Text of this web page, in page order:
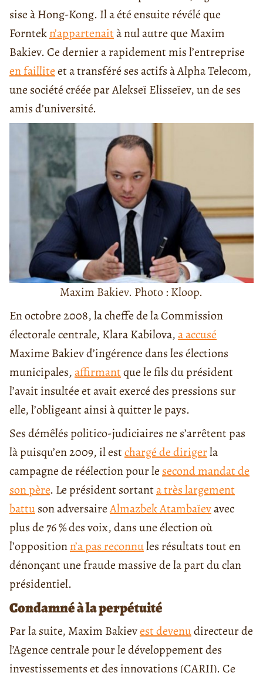
sise à Hong-Kong. Il a été ensuite révélé que
Forntekn’appartenaità nul autre que Maxim
Bakiev. Ce dernier a rapidement mis l’entreprise
en failliteet a transféré ses actifs à Alpha Telecom,
une société créée par Alekseï Elisseïev, un de ses
amis d’université.
Maxim Bakiev. Photo : Kloop.
En octobre 2008, la cheffe de la Commission
électorale centrale, Klara Kabilova,a accusé
Maxime Bakiev d’ingérence dans les élections
municipales,affirmantque le fils du président
l’avait insultée et avait exercé des pressions sur
elle, l’obligeant ainsi à quitter le pays.
Ses démêlés politico-judiciaires ne s’arrêtent pas
là puisqu’en 2009, il estchargé de dirigerla
campagne de réélection pour le second mandat de
son père. Le président sortanta très largement
battuson adversaireAlmazbek Atambaïevavec
plus de 76 % des voix, dans une élection où
l’oppositionn’a pas reconnules résultats tout en
dénonçant une fraude massive de la part du clan
présidentiel.
Condamné à la perpétuité
Par la suite, Maxim Bakievest devenudirecteur de
l’Agence centrale pour le développement des
investissements et des innovations (CARII). Ce